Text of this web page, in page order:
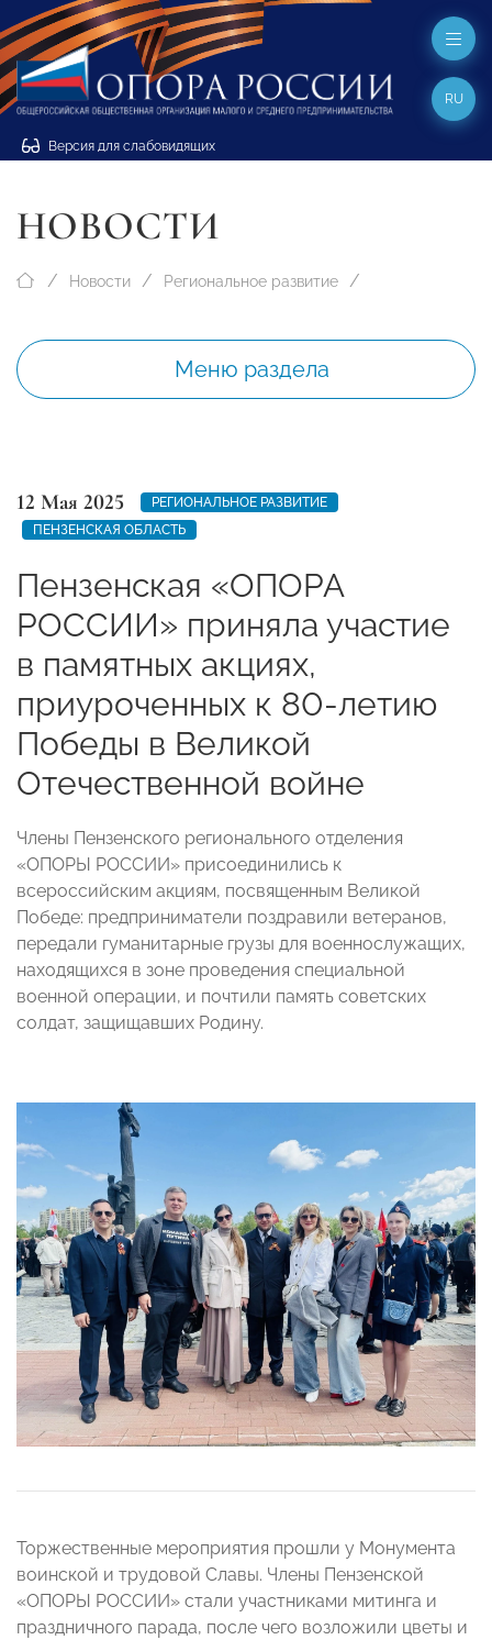
Версия для слабовидящих
RU
НОВОСТИ
Новости Региональное развитие
Меню раздела
12 Мая 2025
РЕГИОНАЛЬНОЕ РАЗВИТИЕ
ПЕНЗЕНСКАЯ ОБЛАСТЬ
Пензенская «ОПОРА
РОССИИ» приняла участие
в памятных акциях,
приуроченных к 80-летию
Победы в Великой
Отечественной войне
Члены Пензенского регионального отделения
«ОПОРЫ РОССИИ» присоединились к
всероссийским акциям, посвященным Великой
Победе: предприниматели поздравили ветеранов,
передали гуманитарные грузы для военнослужащих,
находящихся в зоне проведения специальной
военной операции, и почтили память советских
солдат, защищавших Родину.
Торжественные мероприятия прошли у Монумента
воинской и трудовой Славы. Члены Пензенской
«ОПОРЫ РОССИИ» стали участниками митинга и
праздничного парада, после чего возложили цветы и